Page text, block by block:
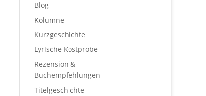
Blog
Kolumne
Kurzgeschichte
Lyrische Kostprobe
Rezension &
Buchempfehlungen
Titelgeschichte